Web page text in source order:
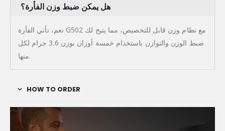
هل يمكن ضبط وزن الفأرة؟
نعم، تأتي الفأرة G502 مع نظام وزن قابل للتخصيص، مما يتيح لك
ضبط الوزن والتوازن باستخدام خمسة أوزان بوزن 3.6 جرام لكل
منها.
HOW TO ORDER